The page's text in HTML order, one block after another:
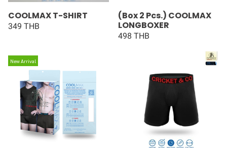
COOLMAX T-SHIRT
349 THB
(Box 2 Pcs.) COOLMAX
LONGBOXER
498 THB
New Arrival